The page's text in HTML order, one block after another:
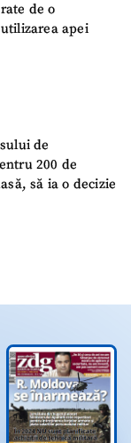
de o
apei
de
200 de
să ia o decizie